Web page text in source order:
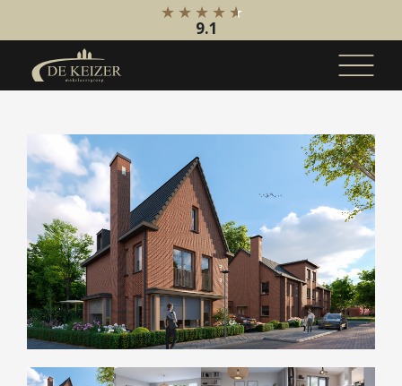
Koopaanbod
Bestaande bouw
Internationaal
Nieuwbouw
Bedrijfsaanbod
Huuraanbod
Bestaande bouw
Internationaal
Nieuwbouw
9.1